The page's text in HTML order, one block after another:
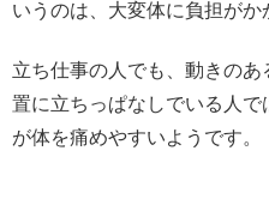
いうのは、大変体に負担がか
立ち仕事の人でも、動きの
置に立ちっぱなしでいる人で
が体を痛めやすいようです。